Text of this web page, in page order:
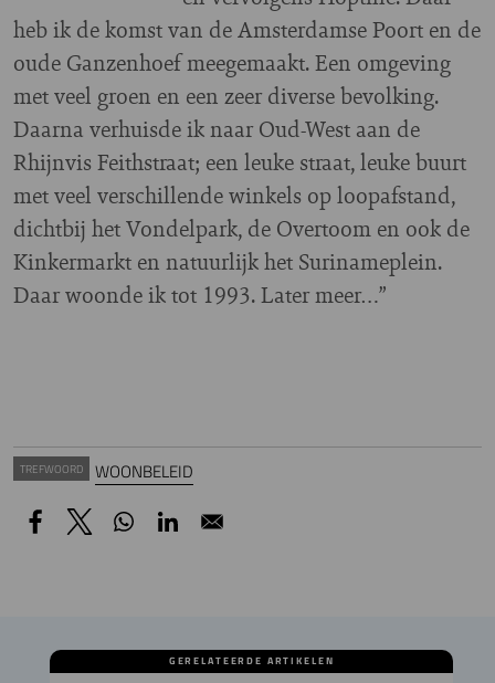
heb ik de komst van de Amsterdamse Poort en de
oude Ganzenhoef meegemaakt. Een omgeving
met veel groen en een zeer diverse bevolking.
Daarna verhuisde ik naar Oud-West aan de
Rhijnvis Feithstraat; een leuke straat, leuke buurt
met veel verschillende winkels op loopafstand,
dichtbij het Vondelpark, de Overtoom en ook de
Kinkermarkt en natuurlijk het Surinameplein.
Daar woonde ik tot 1993. Later meer…”
TREFWOORD WOONBELEID
GERELATEERDE ARTIKELEN